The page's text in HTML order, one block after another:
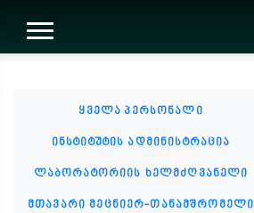
ყველა პერსონალი
ინსტიტუტის ადმინისტრაცია
ლაბორატორიის ხელმძღვანელი
მთავარი მეცნიერ-თანამშრომელი